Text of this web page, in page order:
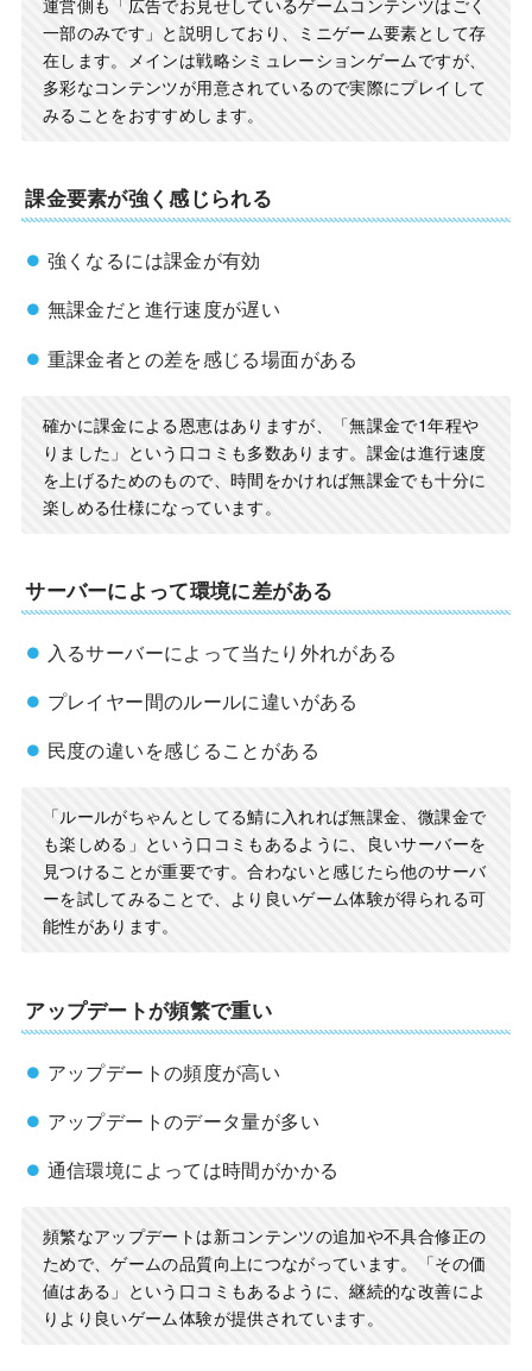
一部のみです」と説明しており、ミニゲーム要素として存
在します。メインは戦略シミュレーションゲームですが、
多彩なコンテンツが用意されているので実際にプレイして
みることをおすすめします。
課金要素が強く感じられる
強くなるには課金が有効
無課金だと進行速度が遅い
重課金者との差を感じる場面がある
確かに課金による恩恵はありますが、「無課金で1年程や
りました」という口コミも多数あります。課金は進行速度
を上げるためのもので、時間をかければ無課金でも十分に
楽しめる仕様になっています。
サーバーによって環境に差がある
入るサーバーによって当たり外れがある
プレイヤー間のルールに違いがある
民度の違いを感じることがある
「ルールがちゃんとしてる鯖に入れれば無課金、微課金で
も楽しめる」という口コミもあるように、良いサーバーを
見つけることが重要です。合わないと感じたら他のサーバ
ーを試してみることで、より良いゲーム体験が得られる可
能性があります。
アップデートが頻繁で重い
アップデートの頻度が高い
アップデートのデータ量が多い
通信環境によっては時間がかかる
頻繁なアップデートは新コンテンツの追加や不具合修正の
ためで、ゲームの品質向上につながっています。「その価
値はある」という口コミもあるように、継続的な改善によ
りより良いゲーム体験が提供されています。